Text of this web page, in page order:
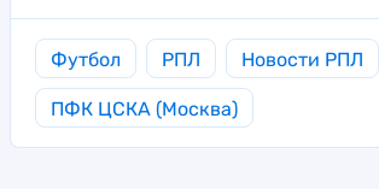
Футбол РПЛ Новости РПЛ
ПФК ЦСКА (Москва)